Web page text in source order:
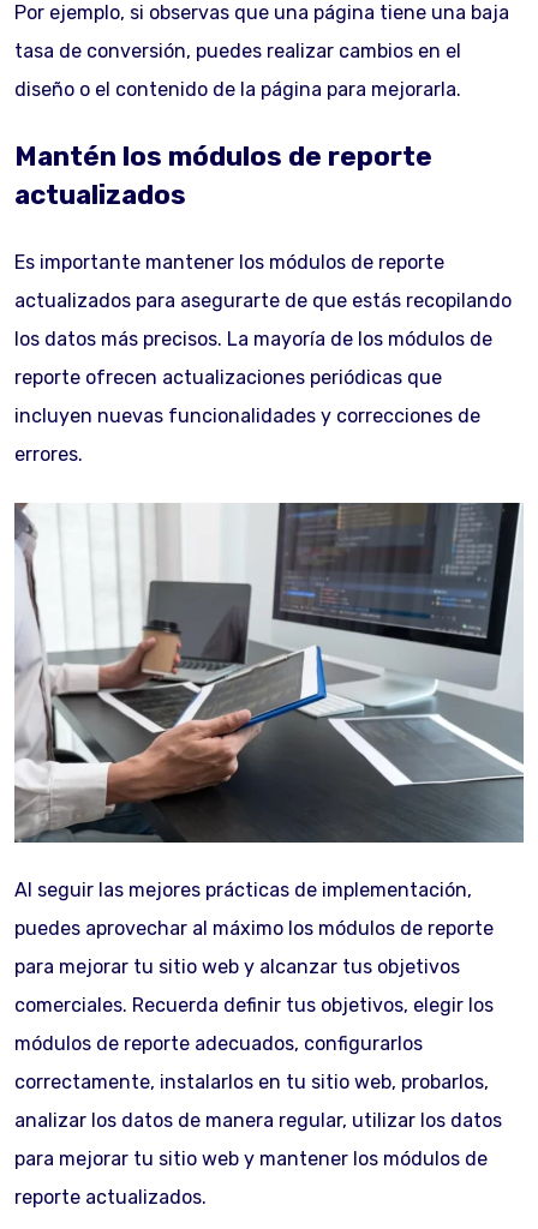
Por ejemplo, si observas que una página tiene una baja
tasa de conversión, puedes realizar cambios en el
diseño o el contenido de la página para mejorarla.
Mantén los módulos de reporte
actualizados
Es importante mantener los módulos de reporte
actualizados para asegurarte de que estás recopilando
los datos más precisos. La mayoría de los módulos de
reporte ofrecen actualizaciones periódicas que
incluyen nuevas funcionalidades y correcciones de
errores.
Al seguir las mejores prácticas de implementación,
puedes aprovechar al máximo los módulos de reporte
para mejorar tu sitio web y alcanzar tus objetivos
comerciales. Recuerda definir tus objetivos, elegir los
módulos de reporte adecuados, configurarlos
correctamente, instalarlos en tu sitio web, probarlos,
analizar los datos de manera regular, utilizar los datos
para mejorar tu sitio web y mantener los módulos de
reporte actualizados.